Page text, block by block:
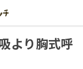
より胸式呼